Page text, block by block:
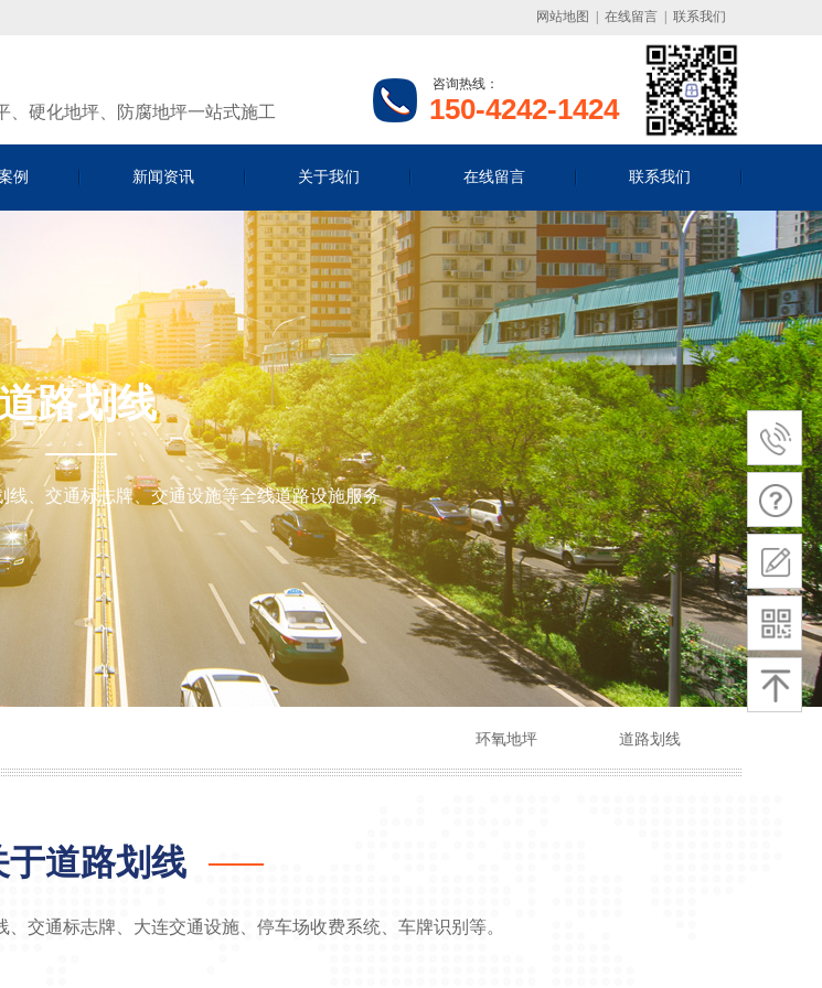
网站地图 在线留言 联系我们
、硬化地坪、防腐地坪一站式施工 150-4242-1424
咨询热线：
例 新闻资讯 关于我们 在线留言 联系我们
路划线
线、交通标志牌、交通设施等全线道路设施服务
环氧地坪 道路划线
于道路划线
交通标志牌、大连交通设施、停车场收费系统、车牌识别等。